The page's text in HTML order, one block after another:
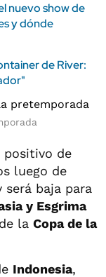
nuevo show de
y dónde
de River:
positivo de
luego de
baja para
y Esgrima
la Copa de la
Indonesia,